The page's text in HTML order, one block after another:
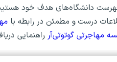
دانشگاه‌های هدف خود هستید
درست و مطمئن در رابطه با
مهاجرتی گوتوتی‌آر راهنمایی